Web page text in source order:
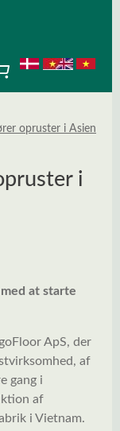
opruster i Asien
i
at starte
ApS, der
af
gang i
af
i Vietnam.